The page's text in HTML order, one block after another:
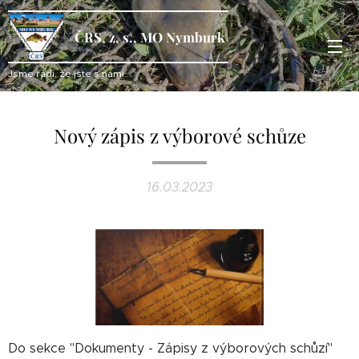
ČRS, z. s., MO Nymburk
Jsme rádi, že jste s námi...
Nový zápis z výborové schůze
16.03.2023
Do sekce "Dokumenty - Zápisy z výborových schůzí"